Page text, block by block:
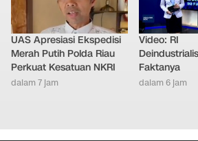
UAS Apresiasi Ekspedisi
Merah Putih Polda Riau
Perkuat Kesatuan NKRI
dalam 7 jam
Video: RI
Faktanya
dalam 6 jam